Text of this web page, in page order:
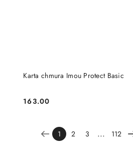
Karta chmura Imou Protect Basic
Cena:
163.00
DODAJ DO
1 2 3 ... 112